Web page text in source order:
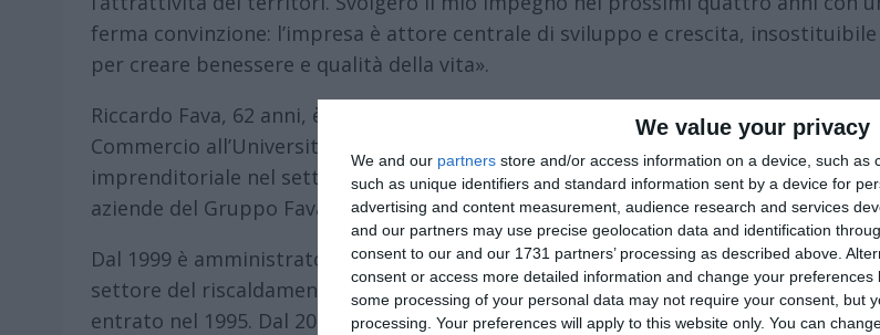
We value your privacy
We and our partners store and/or access information on a device, such as
such as unique identifiers and standard information sent by a device for
advertising and content measurement, audience research and services
and our partners may use precise geolocation data and identification
consent to our and our 1731 partners’ processing as described above.
consent or access more detailed information and change your preferences
some processing of your personal data may not require your consent, but
processing. Your preferences will apply to this website only. You can
ferma convinzione: l’impresa è attore centrale di sviluppo e crescita, insostituibile
per creare benessere e qualità della vita».
Riccardo Fava, 62 anni, è nato a Cento (Ferrara). Laureato con lode in Economia e
Commercio all’Università di Bologna, ha maturato un ampio percorso manageriale
imprenditoriale nel settore industriale, ricoprendo nel tempo ruoli di vertice nelle
aziende del Gruppo Fava e in diverse realtà associative di Confindustria.
Dal 1999 è amministratore delegato e direttore generale di Baltur SpA, azienda
settore del riscaldamento, della climatizzazione e delle energie rinnovabili, in cui è
entrato nel 1995. Dal 2003 è vice presidente del Consiglio di Amministrazione.